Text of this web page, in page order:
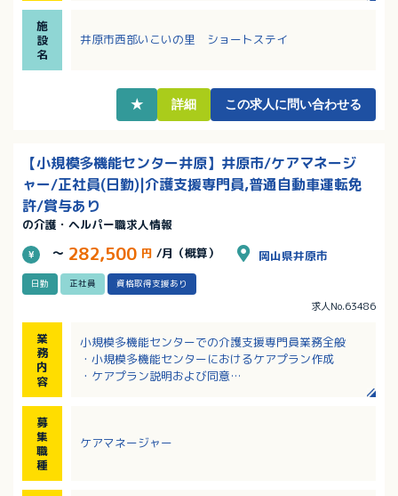
・昇給・賞与あり！年間賞与の前年度支給実績は4.0ヶ
施
設
名
井原市西部いこいの里 ショートステイ
★ 詳細 この求人に問い合わせる
【小規模多機能センター井原】井原市/ケアマネージ
ャー/正社員(日勤)|介護支援専門員,普通自動車運転免
許/賞与あり
の介護・ヘルパー職求人情報
～ 282,500 円 /月（概算） 岡山県井原市
日勤 正社員 資格取得支援あり
求人No.63486
業
務
内
容
小規模多機能センターでの介護支援専門員業務全般
・小規模多機能センターにおけるケアプラン作成
・ケアプラン説明および同意
募
集
職
種
ケアマネージャー